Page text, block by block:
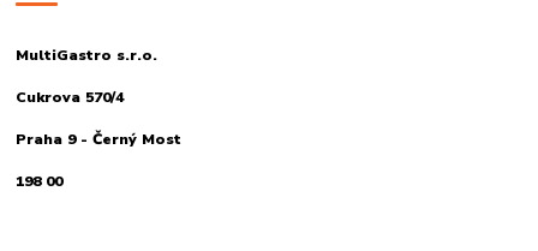
MultiGastro s.r.o.
Cukrova 570/4
Praha 9 - Černý Most
198 00